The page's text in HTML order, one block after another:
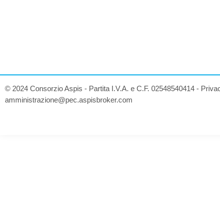
© 2024 Consorzio Aspis - Partita I.V.A. e C.F. 02548540414 -
amministrazione@pec.aspisbroker.com